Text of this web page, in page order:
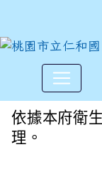
「長期
依據本府衛
理。